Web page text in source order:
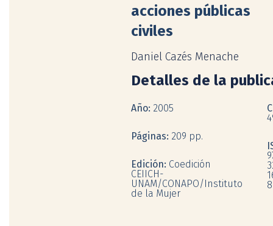
acciones públicas
civiles
Daniel Cazés Menache
Detalles de la
Año: 2005
Páginas: 209 pp.
Edición: Coedición
CEIICH-
UNAM/CONAPO/Instituto
de la Mujer
8